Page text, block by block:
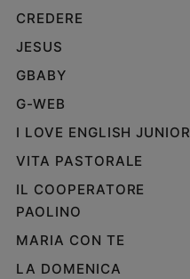
CREDERE
JESUS
GBABY
G-WEB
I LOVE ENGLISH JUNIOR
VITA PASTORALE
IL COOPERATORE
PAOLINO
MARIA CON TE
LA DOMENICA